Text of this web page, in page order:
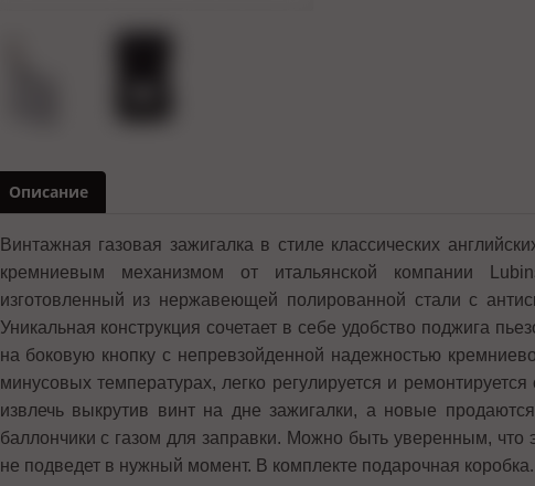
Описание
Винтажная газовая зажигалка в стиле классических
кремниевым механизмом от итальянской компании
изготовленный из нержавеющей полированной стали с
Уникальная конструкция сочетает в себе удобство поджига
на боковую кнопку с непревзойденной надежностью
минусовых температурах, легко регулируется и
извлечь выкрутив винт на дне зажигалки, а новые
баллончики с газом для заправки. Можно быть уверенным, что
не подведет в нужный момент. В комплекте подарочная коробка.